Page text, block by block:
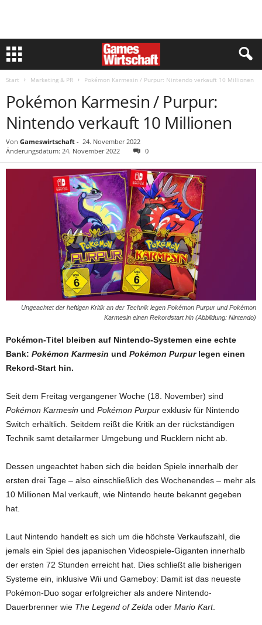
Start Marketing & PR Pokémon Karmesin / Purpur: Nintendo verkauft 10 Millionen
Pokémon Karmesin / Purpur:
Nintendo verkauft 10 Millionen
Von Gameswirtschaft - 24. November 2022
Änderungsdatum: 24. November 2022
0
Ungeachtet der heftigen Kritik an der Technik legen Pokémon Purpur und Pokémon
Karmesin einen Rekordstart hin (Abbildung: Nintendo)
Pokémon-Titel bleiben auf Nintendo-Systemen eine echte
Bank: Pokémon Karmesin und Pokémon Purpurlegen einen
Rekord-Start hin.
Seit dem Freitag vergangener Woche (18. November) sind
Pokémon Karmesin und Pokémon Purpur exklusiv für Nintendo
Switch erhältlich. Seitdem reißt die Kritik an der rückständigen
Technik samt detailarmer Umgebung und Rucklern nicht ab.
Dessen ungeachtet haben sich die beiden Spiele innerhalb der
ersten drei Tage – also einschließlich des Wochenendes – mehr als
10 Millionen Mal verkauft, wie Nintendo heute bekannt gegeben
hat.
Laut Nintendo handelt es sich um die höchste Verkaufszahl, die
jemals ein Spiel des japanischen Videospiele-Giganten innerhalb
der ersten 72 Stunden erreicht hat. Dies schließt alle bisherigen
Systeme ein, inklusive Wii und Gameboy: Damit ist das neueste
Pokémon-Duo sogar erfolgreicher als andere Nintendo-
Dauerbrenner wie The Legend of Zelda oder Mario Kart.